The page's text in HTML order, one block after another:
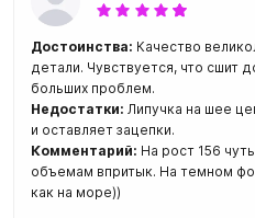
Достоинства: Качество
детали. Чувствуется, что сшит
больших проблем.
Недостатки: Липучка на шее
и оставляет зацепки.
Комментарий: На рост 156
объемам впритык. На темном
как на море))